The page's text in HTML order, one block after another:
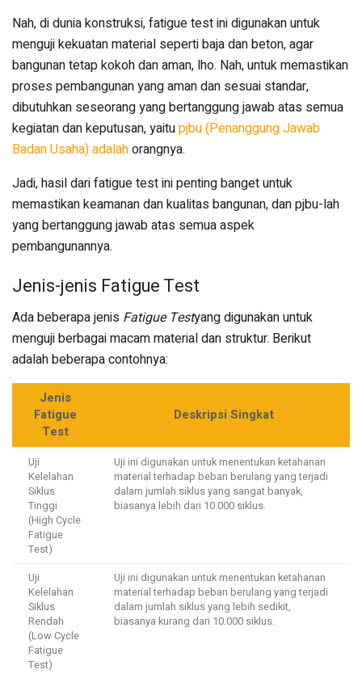
Nah, di dunia konstruksi, fatigue test ini digunakan untuk
menguji kekuatan material seperti baja dan beton, agar
bangunan tetap kokoh dan aman, lho. Nah, untuk memastikan
proses pembangunan yang aman dan sesuai standar,
dibutuhkan seseorang yang bertanggung jawab atas semua
kegiatan dan keputusan, yaitupjbu (Penanggung Jawab
Badan Usaha) adalahorangnya.
Jadi, hasil dari fatigue test ini penting banget untuk
memastikan keamanan dan kualitas bangunan, dan pjbu-lah
yang bertanggung jawab atas semua aspek
pembangunannya.
Jenis-jenis Fatigue Test
Ada beberapa jenis Fatigue Testyang digunakan untuk
menguji berbagai macam material dan struktur. Berikut
adalah beberapa contohnya:
Jenis
Fatigue
Test
Deskripsi Singkat
Uji
Kelelahan
Siklus
Tinggi
(High Cycle
Fatigue
Test)
Uji ini digunakan untuk menentukan ketahanan
material terhadap beban berulang yang terjadi
dalam jumlah siklus yang sangat banyak,
biasanya lebih dari 10.000 siklus.
Uji
Kelelahan
Siklus
Rendah
(Low Cycle
Fatigue
Test)
Uji ini digunakan untuk menentukan ketahanan
material terhadap beban berulang yang terjadi
dalam jumlah siklus yang lebih sedikit,
biasanya kurang dari 10.000 siklus.